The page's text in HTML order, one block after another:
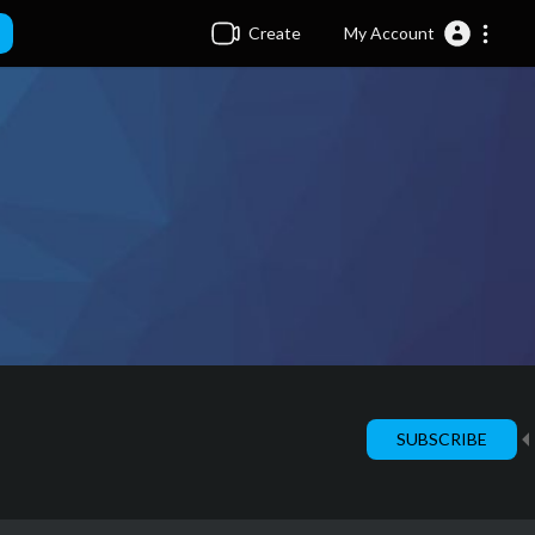
Create My Account
SUBSCRIBE